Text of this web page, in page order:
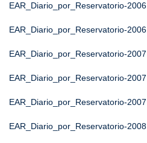
EAR_Diario_por_Reservatorio-2006
EAR_Diario_por_Reservatorio-2006
EAR_Diario_por_Reservatorio-2007
EAR_Diario_por_Reservatorio-2007
EAR_Diario_por_Reservatorio-2007
EAR_Diario_por_Reservatorio-2008